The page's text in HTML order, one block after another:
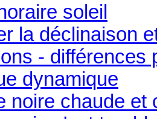
soleil
la déclinaison
- différences
dynamique
noire chaude et